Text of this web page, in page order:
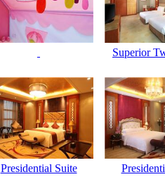
Superior
Presidential Suite